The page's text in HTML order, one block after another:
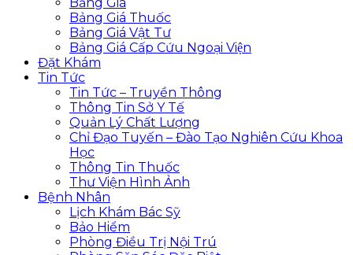
Bảng Giá Thuốc
Bảng Giá Vật Tư
Bảng Giá Cấp Cứu Ngoại Viện
Đặt Khám
Tin Tức
Tin Tức – Truyền Thông
Thông Tin Sở Y Tế
Quản Lý Chất Lượng
Chỉ Đạo Tuyến – Đào Tạo Nghiên Cứu Khoa
Học
Thông Tin Thuốc
Thư Viện Hình Ảnh
Bệnh Nhân
Lịch Khám Bác Sỹ
Bảo Hiểm
Phòng Điều Trị Nội Trú